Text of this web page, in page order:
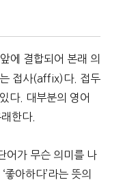
에 결합되어 본래 의
접사(affix)다. 접두
다. 대부분의 영어
한다.
어가 무슨 의미를 나
아하다’라는 뜻의